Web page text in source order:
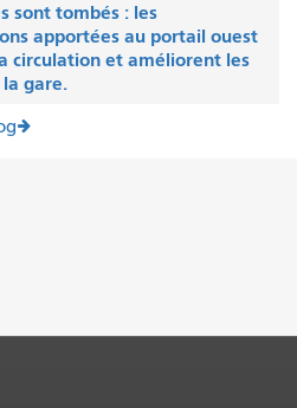
sont tombés : les
apportées au portail ouest
circulation et améliorent les
gare.